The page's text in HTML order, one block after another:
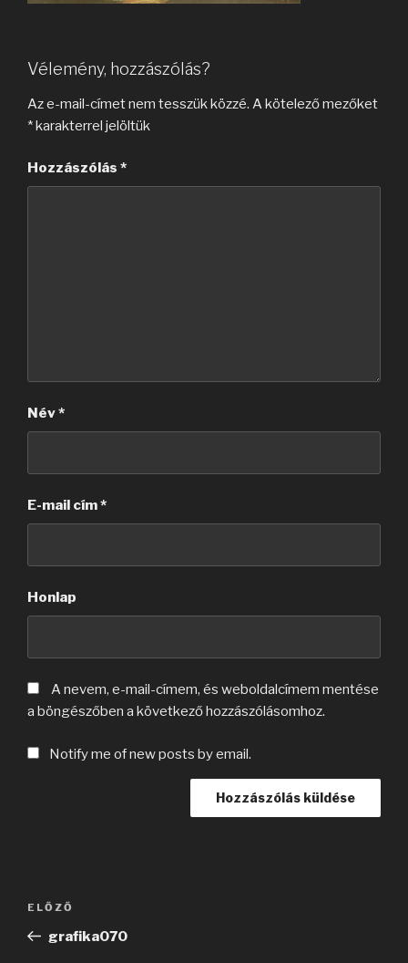
Vélemény, hozzászólás?
Az e-mail-címet nem tesszük közzé. A kötelező mezőket
*karakterrel jelöltük
Hozzászólás *
Név*
E-mail cím*
Honlap
A nevem, e-mail-címem, és weboldalcímem mentése
a böngészőben a következő hozzászólásomhoz.
Notify me of new posts by email.
Bejegyzés
Korábbi
bejegyzés
ELŐZŐ
grafika070